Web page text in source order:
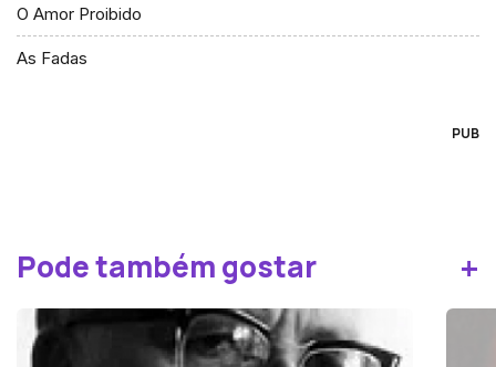
O Amor Proibido
As Fadas
PUB
Pode também gostar +